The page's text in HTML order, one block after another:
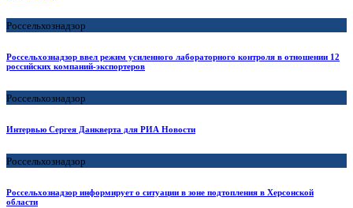
Россельхознадзор
Россельхознадзор ввел режим усиленного лабораторного контроля в отношении 12
российских компаний-экспортеров
Россельхознадзор
Интервью Сергея Данкверта для РИА Новости
Россельхознадзор
Россельхознадзор информирует о ситуации в зоне подтопления в Херсонской
области